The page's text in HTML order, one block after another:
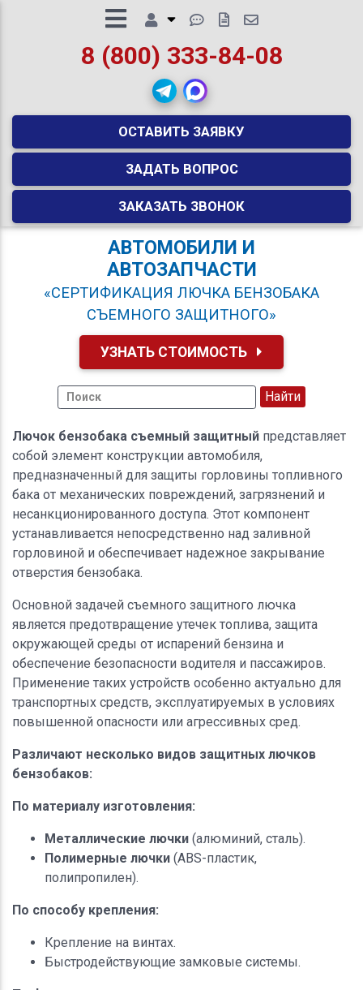
8 (800) 333-84-08
ОСТАВИТЬ ЗАЯВКУ
ЗАДАТЬ ВОПРОС
ЗАКАЗАТЬ ЗВОНОК
АВТОМОБИЛИ И
АВТОЗАПЧАСТИ
«СЕРТИФИКАЦИЯ ЛЮЧКА БЕНЗОБАКА
СЪЕМНОГО ЗАЩИТНОГО»
УЗНАТЬ СТОИМОСТЬ
Лючок бензобака съемный защитный представляет
собой элемент конструкции автомобиля,
предназначенный для защиты горловины топливного
бака от механических повреждений, загрязнений и
несанкционированного доступа. Этот компонент
устанавливается непосредственно над заливной
горловиной и обеспечивает надежное закрывание
отверстия бензобака.
Основной задачей съемного защитного лючка
является предотвращение утечек топлива, защита
окружающей среды от испарений бензина и
обеспечение безопасности водителя и пассажиров.
Применение таких устройств особенно актуально для
транспортных средств, эксплуатируемых в условиях
повышенной опасности или агрессивных сред.
Различают несколько видов защитных лючков
бензобаков:
По материалу изготовления:
Металлические лючки (алюминий, сталь).
Полимерные лючки (ABS-пластик,
полипропилен).
По способу крепления:
Крепление на винтах.
Быстродействующие замковые системы.